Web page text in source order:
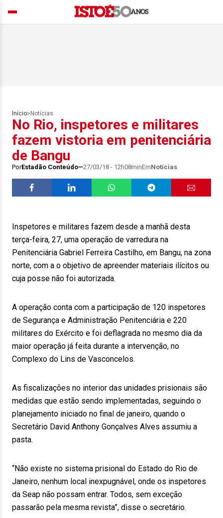
Início> Notícias
No Rio, inspetores e militares
fazem vistoria em penitenciária
de Bangu
PorEstadão Conteúdo 27/03/18 - 12h08minEmNotícias
Inspetores e militares fazem desde a manhã desta
terça-feira, 27, uma operação de varredura na
Penitenciária Gabriel Ferreira Castilho, em Bangu, na zona
norte, com a o objetivo de apreender materiais ilícitos ou
cuja posse não foi autorizada.
A operação conta com a participação de 120 inspetores
de Segurança e Administração Penitenciária e 220
militares do Exército e foi deflagrada no mesmo dia da
maior operação já feita durante a intervenção, no
Complexo do Lins de Vasconcelos.
As fiscalizações no interior das unidades prisionais são
medidas que estão sendo implementadas, seguindo o
planejamento iniciado no final de janeiro, quando o
Secretário David Anthony Gonçalves Alves assumiu a
pasta.
“Não existe no sistema prisional do Estado do Rio de
Janeiro, nenhum local inexpugnável, onde os inspetores
da Seap não possam entrar. Todos, sem exceção
passarão pela mesma revista”, disse o secretário.